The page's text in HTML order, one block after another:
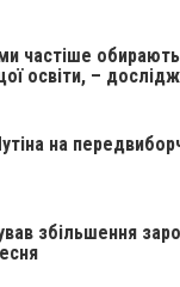
частіше обирають
освіти, –
на
збільшення